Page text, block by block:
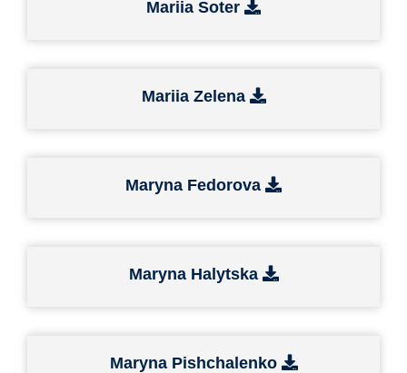
Mariia Soter
Mariia Zelena
Maryna Fedorova
Maryna Halytska
Maryna Pishchalenko